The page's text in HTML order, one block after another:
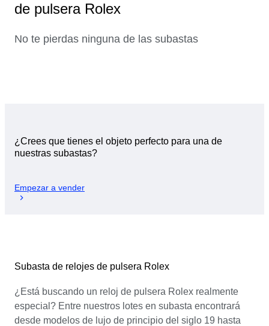
de pulsera Rolex
No te pierdas ninguna de las subastas
¿Crees que tienes el objeto perfecto para una de
nuestras subastas?
Empezar a vender
Subasta de relojes de pulsera Rolex
¿Está buscando un reloj de pulsera Rolex realmente
especial? Entre nuestros lotes en subasta encontrará
desde modelos de lujo de principio del siglo 19 hasta